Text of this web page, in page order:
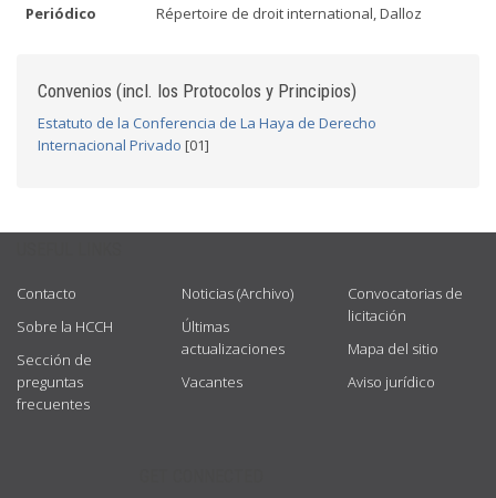
Periódico
Répertoire de droit international, Dalloz
Convenios (incl. los Protocolos y Principios)
Estatuto de la Conferencia de La Haya de Derecho
Internacional Privado [01]
Contacto
Sobre la HCCH
Sección de
preguntas
frecuentes
Noticias (Archivo)
Últimas
actualizaciones
Vacantes
Convocatorias de
licitación
Mapa del sitio
Aviso jurídico